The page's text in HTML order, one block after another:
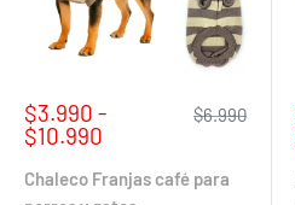
Precio
de
$3.990 -
$10.990
Precio
$6.990
Chaleco Franjas café para